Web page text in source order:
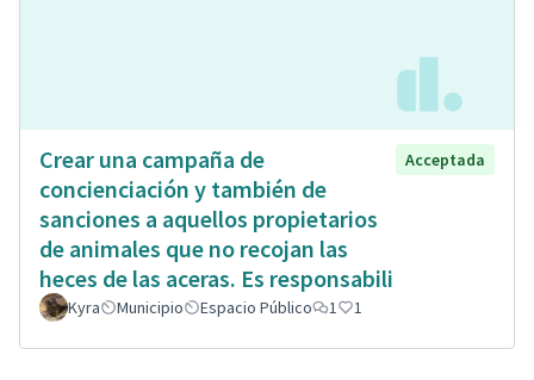
Crear una campaña de
concienciación y también de
sanciones a aquellos propietarios
de animales que no recojan las
heces de las aceras. Es responsabili
Acceptada
Kyra Municipio Espacio Público 1 1